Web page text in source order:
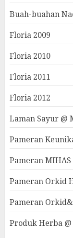
Buah-buahan
Floria 2009
Floria 2010
Floria 2011
Floria 2012
Laman Sayur @
Pameran
Pameran MIHAS
Pameran Orkid
Pameran
Produk Herba